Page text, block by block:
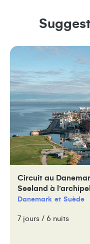
Circuit au
Seeland à
Danemark Suède
7 jours / 6 nuits